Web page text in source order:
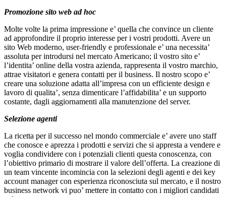
Promozione sito web ad hoc
Molte volte la prima impressione e’ quella che convince un cliente
ad approfondire il proprio interesse per i vostri prodotti. Avere un
sito Web moderno, user-friendly e professionale e’ una necessita’
assoluta per introdursi nel mercato Americano; il vostro sito e’
l’identita’ online della vostra azienda, rappresenta il vostro marchio,
attrae visitatori e genera contatti per il business. Il nostro scopo e’
creare una soluzione adatta all’impresa con un efficiente design e
lavoro di qualita’, senza dimenticare l’affidabilita’ e un supporto
costante, dagli aggiornamenti alla manutenzione del server.
Selezione agenti
La ricetta per il successo nel mondo commerciale e’ avere uno staff
che conosce e aprezza i prodotti e servizi che si appresta a vendere e
voglia condividere con i potenziali clienti questa conoscenza, con
l’obiettivo primario di mostrare il valore dell’offerta. La creazione di
un team vincente incomincia con la selezioni degli agenti e dei key
account manager con esperienza riconosciuta sul mercato, e il nostro
business network vi puo’ mettere in contatto con i migliori candidati